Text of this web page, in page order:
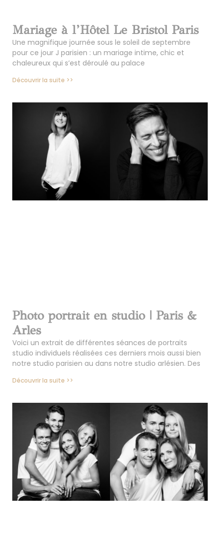
Mariage à l’Hôtel Le Bristol Paris
Une magnifique journée sous le soleil de septembre
pour ce jour J parisien : un mariage intime, chic et
chaleureux qui s’est déroulé au palace
Découvrir la suite >>
Photo portrait en studio | Paris &
Arles
Voici un extrait de différentes séances de portraits
studio individuels réalisées ces derniers mois aussi bien
notre studio parisien au dans notre studio arlésien. Des
Découvrir la suite >>